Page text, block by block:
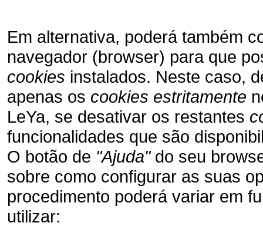
Em alternativa, poderá também
navegador (browser) para que
cookies instalados. Neste caso,
apenas os cookies estritamente
LeYa, se desativar os restantes
funcionalidades que são
O botão de "Ajuda"do seu
sobre como configurar as suas
procedimento poderá variar em
utilizar: